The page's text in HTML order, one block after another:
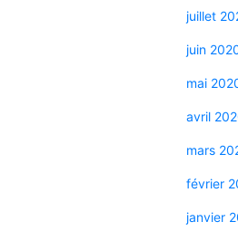
juillet
juin
mai
avril
mars
février
janvier